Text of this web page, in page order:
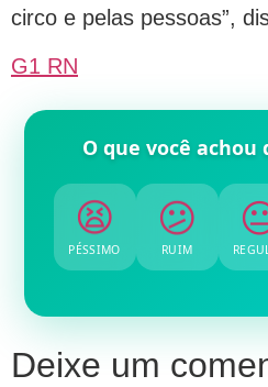
circo e pelas pessoas”,
G1 RN
O que você achou
😫
PÉSSIMO
😕
RUIM
Deixe um